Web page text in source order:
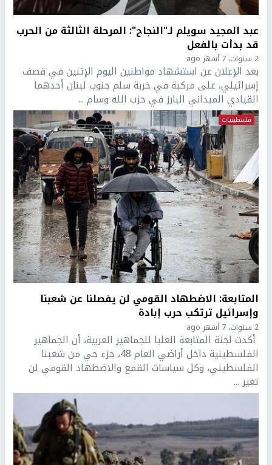
عبد المجيد سويلم لـ"النجاح": المرحلة الثالثة من الحرب
قد بدأت بالفعل
2 سنوات، 7 أشهر ago
بعد الإعلان عن استشهاد مواطنين اليوم الإثنين في قصف
إسرائيلي، على مركبة في خربة سلم جنوب لبنان أحدهما
القيادي الميداني البارز في حزب الله وسام ...
فلسطينيات
المتابعة: الاضطهاد القومي لن يفصلنا عن شعبنا
وإسرائيل ترتكب حرب إبادة
2 سنوات، 7 أشهر ago
أكدت لجنة المتابعة العليا للجماهير العربية، أن الجماهير
الفلسطينية داخل أراضي العام 48، جزء حي من شعبنا
الفلسطيني، وكل سياسات القمع والاضطهاد القومي لن
تغير ...